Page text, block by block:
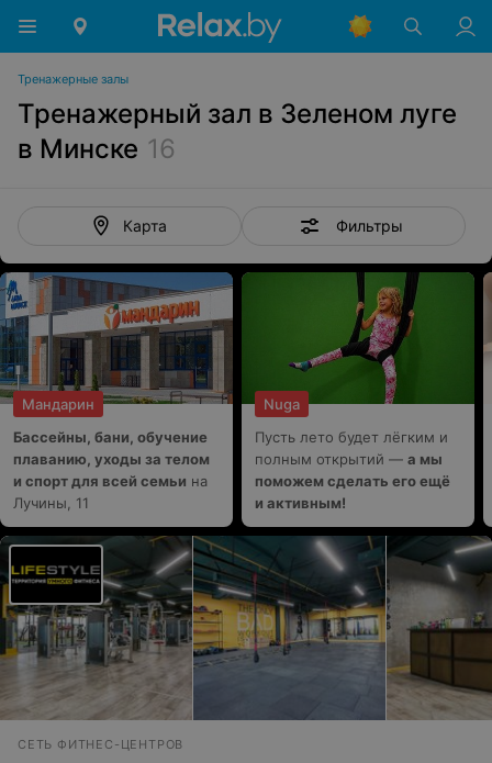
Тренажерные залы
Тренажерный зал в Зеленом луге
в Минске 16
Карта Фильтры
Мандарин
Бассейны, бани, обучение
плаванию, уходы за телом
и спорт для всей семьи на
Лучины, 11
Nuga
Пусть лето будет лёгким и
полным открытий — а мы
поможем сделать его ещё
и активным!
СЕТЬ ФИТНЕС-ЦЕНТРОВ